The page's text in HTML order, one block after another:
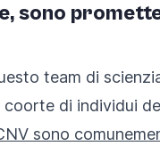
sono
team di
coorte di individui
sono